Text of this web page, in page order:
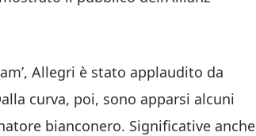
Allegri è stato applaudito da
curva, poi, sono apparsi alcuni
bianconero. Significative anche